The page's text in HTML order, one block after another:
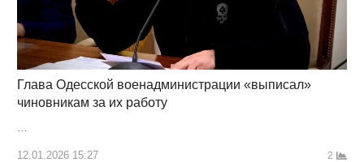
Глава Одесской военадминистрации «выписал»
чиновникам за их работу
12.01.2026 15:27 2